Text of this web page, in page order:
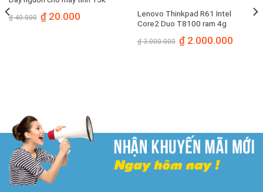
₫40.000 Giá
gốc
₫ 20.000
Lenovo Thinkpad R61 Intel
Core2 Duo T8100 ram 4g
₫3.000.000 Giá
gốc
₫ 2.000.000